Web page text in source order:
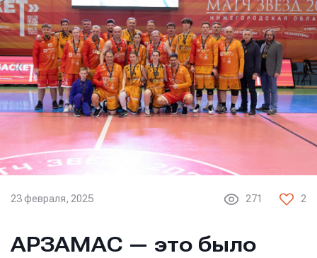
23 февраля, 2025 271 2
АРЗАМАС — это было